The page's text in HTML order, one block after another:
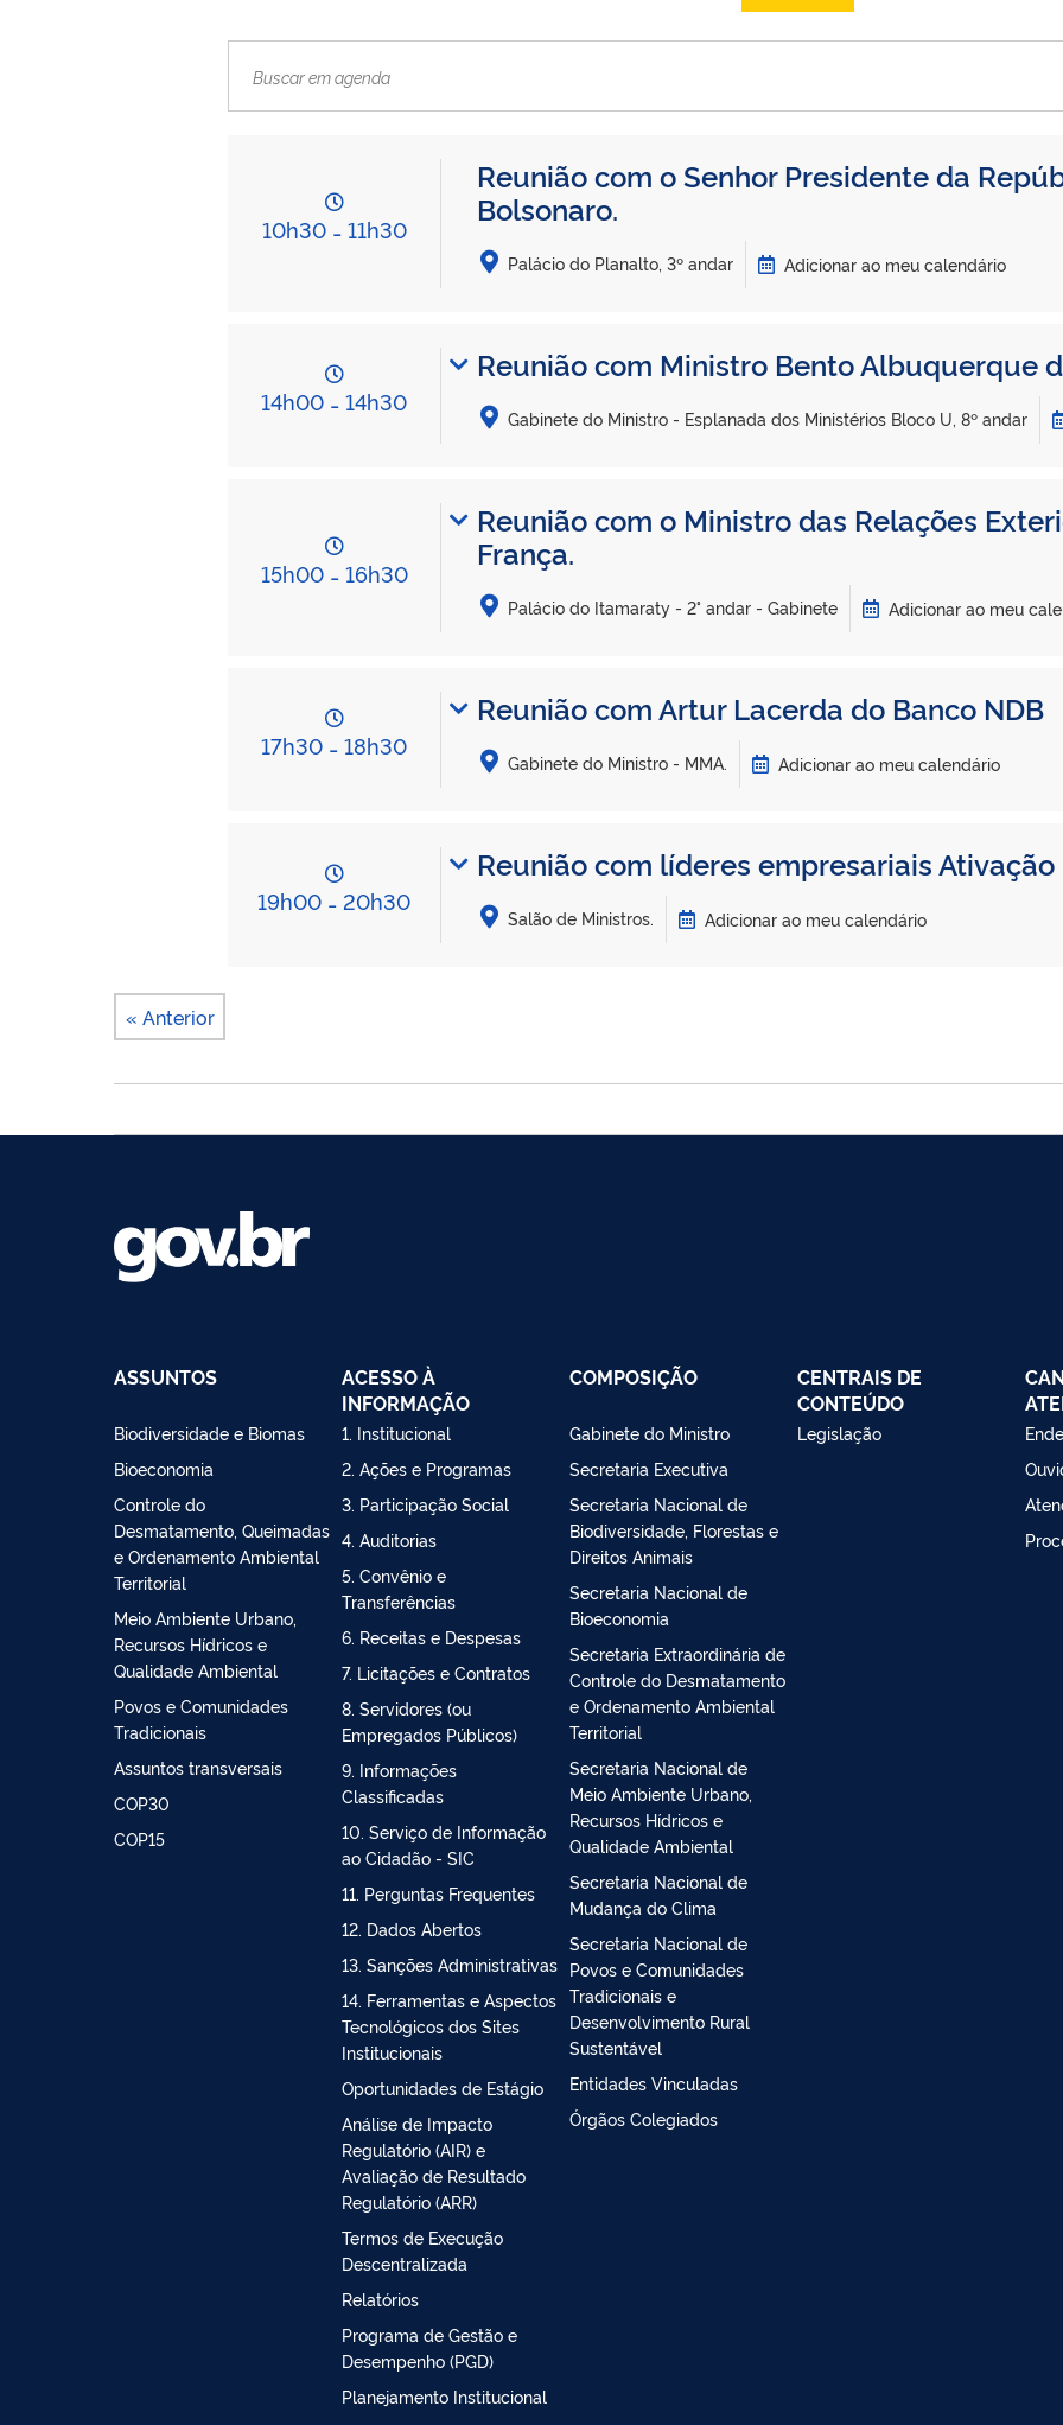
10h30 - 11h30
Reunião com o Senhor Presidente da
Bolsonaro.
Palácio do Planalto, 3º andar Adicionar ao meu calendário
14h00 - 14h30
Reunião com Ministro Bento Albuquerque
Gabinete do Ministro - Esplanada dos Ministérios Bloco U, 8º andar
15h00 - 16h30
Reunião com o Ministro das Relações
França.
Palácio do Itamaraty - 2° andar - Gabinete Adicionar ao meu
17h30 - 18h30
Reunião com Artur Lacerda do Banco NDB
Gabinete do Ministro - MMA. Adicionar ao meu calendário
19h00 - 20h30
Reunião com líderes empresariais Ativação
Salão de Ministros. Adicionar ao meu calendário
« Anterior
ASSUNTOS
Biodiversidade e Biomas
Bioeconomia
Controle do
Desmatamento, Queimadas
e Ordenamento Ambiental
Territorial
Meio Ambiente Urbano,
Recursos Hídricos e
Qualidade Ambiental
Povos e Comunidades
Tradicionais
Assuntos transversais
COP30
COP15
ACESSO À
INFORMAÇÃO
1. Institucional
2. Ações e Programas
3. Participação Social
4. Auditorias
5. Convênio e
Transferências
6. Receitas e Despesas
7. Licitações e Contratos
8. Servidores (ou
Empregados Públicos)
9. Informações
Classificadas
10. Serviço de Informação
ao Cidadão - SIC
11. Perguntas Frequentes
12. Dados Abertos
13. Sanções Administrativas
14. Ferramentas e Aspectos
Tecnológicos dos Sites
Institucionais
Oportunidades de Estágio
Análise de Impacto
Regulatório (AIR) e
Avaliação de Resultado
Regulatório (ARR)
Termos de Execução
Descentralizada
Relatórios
Programa de Gestão e
Desempenho (PGD)
Planejamento Institucional
COMPOSIÇÃO
Gabinete do Ministro
Secretaria Executiva
Secretaria Nacional de
Biodiversidade, Florestas e
Direitos Animais
Secretaria Nacional de
Bioeconomia
Secretaria Extraordinária de
Controle do Desmatamento
e Ordenamento Ambiental
Territorial
Secretaria Nacional de
Meio Ambiente Urbano,
Recursos Hídricos e
Qualidade Ambiental
Secretaria Nacional de
Mudança do Clima
Secretaria Nacional de
Povos e Comunidades
Tradicionais e
Desenvolvimento Rural
Sustentável
Entidades Vinculadas
Órgãos Colegiados
CENTRAIS DE
CONTEÚDO
Legislação